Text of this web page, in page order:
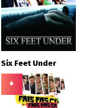
Six Feet Under
+